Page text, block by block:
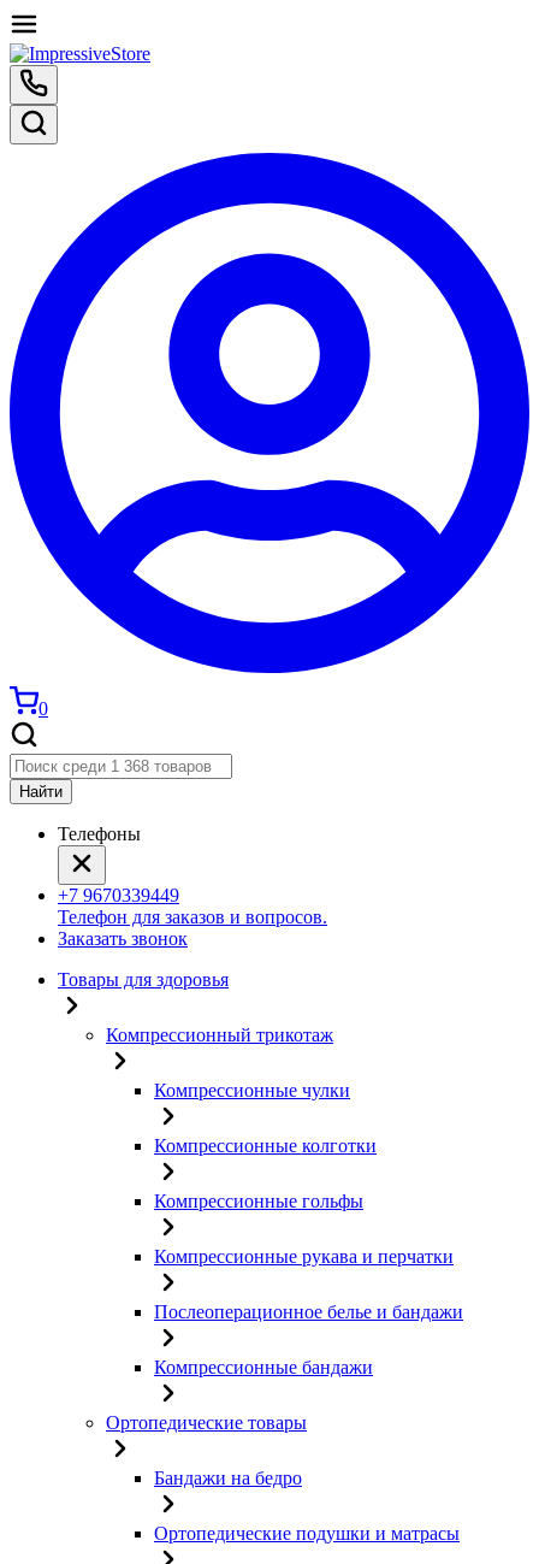
0
Найти
Телефоны
+7 9670339449
Телефон для заказов и вопросов.
Заказать звонок
Товары для здоровья
Компрессионный трикотаж
Компрессионные чулки
Компрессионные колготки
Компрессионные гольфы
Компрессионные рукава и перчатки
Послеоперационное белье и бандажи
Компрессионные бандажи
Ортопедические товары
Бандажи на бедро
Ортопедические подушки и матрасы